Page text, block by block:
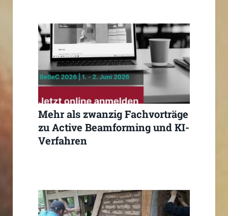
Mehr als zwanzig Fachvorträge
zu Active Beamforming und KI-
Verfahren